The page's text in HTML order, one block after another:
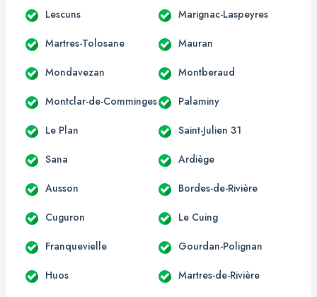
Lescuns Marignac-Laspeyres
Martres-Tolosane Mauran
Mondavezan Montberaud
Montclar-de-Comminges Palaminy
Le Plan Saint-Julien 31
Sana Ardiège
Ausson Bordes-de-Rivière
Cuguron Le Cuing
Franquevielle Gourdan-Polignan
Huos Martres-de-Rivière